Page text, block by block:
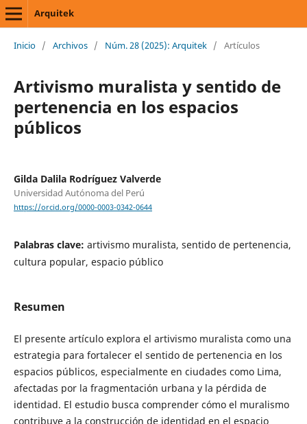
Arquitek
Inicio / Archivos / Núm. 28 (2025): Arquitek / Artículos
Artivismo muralista y sentido de
pertenencia en los espacios
públicos
Gilda Dalila Rodríguez Valverde
Universidad Autónoma del Perú
https://orcid.org/0000-0003-0342-0644
Palabras clave: artivismo muralista, sentido de pertenencia,
cultura popular, espacio público
Resumen
El presente artículo explora el artivismo muralista como una
estrategia para fortalecer el sentido de pertenencia en los
espacios públicos, especialmente en ciudades como Lima,
afectadas por la fragmentación urbana y la pérdida de
identidad. El estudio busca comprender cómo el muralismo
contribuye a la construcción de identidad en el espacio